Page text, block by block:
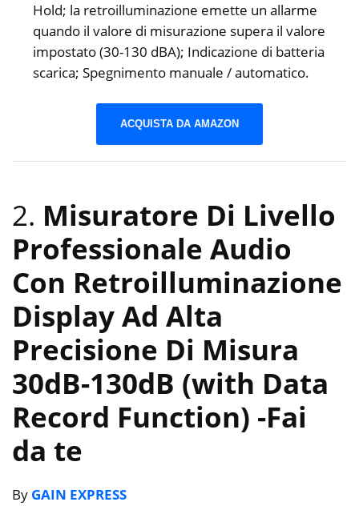
Hold; la retroilluminazione emette un allarme
quando il valore di misurazione supera il valore
impostato (30-130 dBA); Indicazione di batteria
scarica; Spegnimento manuale / automatico.
ACQUISTA DA AMAZON
2. Misuratore Di Livello
Professionale Audio
Con Retroilluminazione
Display Ad Alta
Precisione Di Misura
30dB-130dB (with Data
Record Function) -Fai
da te
By GAIN EXPRESS